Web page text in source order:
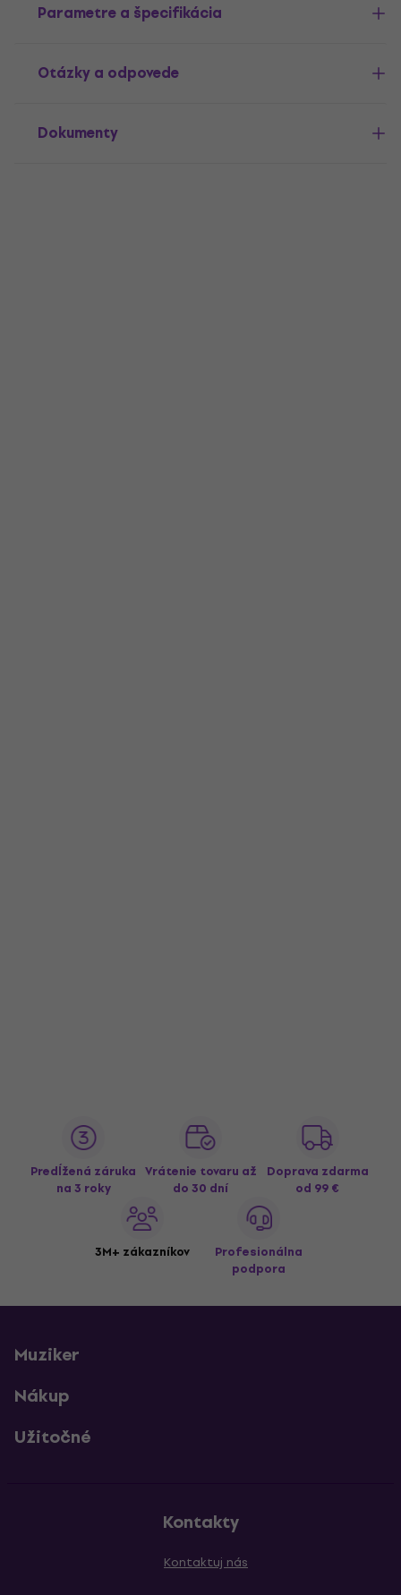
Parametre a špecifikácia
Otázky a odpovede
Dokumenty
Predĺžená záruka
na 3 roky
Vrátenie tovaru až
do 30 dní
Doprava zdarma
od 99 €
3M+ zákazníkov
Profesionálna
podpora
Muziker
Nákup
Užitočné
Kontakty
Kontaktuj nás